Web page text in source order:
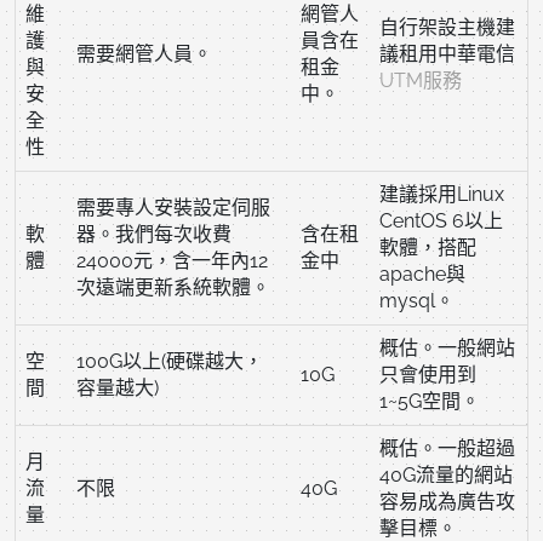
維
護
與
安
全
性
需要網管人員。
網管人
員含在
租金
中。
自行架設主機建
議租用中華電信
UTM服務
軟
體
需要專人安裝設定伺服
器。我們每次收費
24000元，含一年內12
次遠端更新系統軟體。
含在租
金中
建議採用Linux
CentOS 6以上
軟體，搭配
apache與
mysql。
空
間
100G以上(硬碟越大，
容量越大)
10G
概估。一般網站
只會使用到
1~5G空間。
月
流
量
不限 40G
概估。一般超過
40G流量的網站
容易成為廣告攻
擊目標。